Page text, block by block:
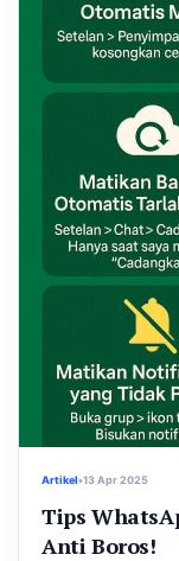
Artikel•13 Apr 2025
Tips
Anti Boros!